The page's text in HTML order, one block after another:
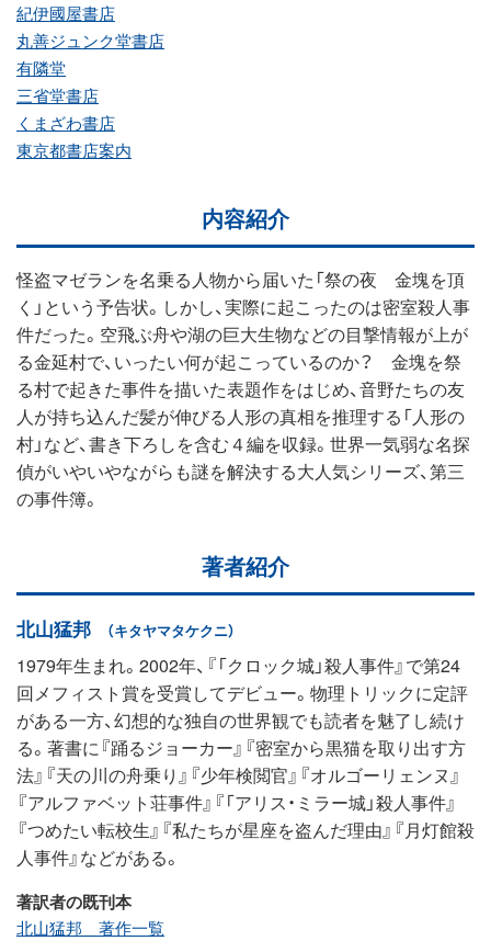
紀伊國屋書店
丸善ジュンク堂書店
有隣堂
三省堂書店
くまざわ書店
東京都書店案内
内容紹介
怪盗マゼランを名乗る人物から届いた「祭の夜 金塊を頂
く」という予告状。しかし、実際に起こったのは密室殺人事
件だった。空飛ぶ舟や湖の巨大生物などの目撃情報が上が
る金延村で、いったい何が起こっているのか？ 金塊を祭
る村で起きた事件を描いた表題作をはじめ、音野たちの友
人が持ち込んだ髪が伸びる人形の真相を推理する「人形の
村」など、書き下ろしを含む４編を収録。世界一気弱な名探
偵がいやいやながらも謎を解決する大人気シリーズ、第三
の事件簿。
著者紹介
北山猛邦 （キタヤマタケクニ）
1979年生まれ。2002年、『「クロック城」殺人事件』で第24
回メフィスト賞を受賞してデビュー。物理トリックに定評
がある一方、幻想的な独自の世界観でも読者を魅了し続け
る。著書に『踊るジョーカー』『密室から黒猫を取り出す方
法』『天の川の舟乗り』『少年検閲官』『オルゴーリェンヌ』
『アルファベット荘事件』『「アリス・ミラー城」殺人事件』
『つめたい転校生』『私たちが星座を盗んだ理由』『月灯館殺
人事件』などがある。
著訳者の既刊本
北山猛邦 著作一覧